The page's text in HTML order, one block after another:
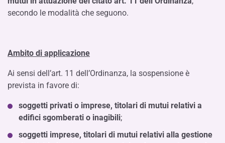
secondo le modalità che seguono.
Ambito di applicazione
Ai sensi dell’art. 11 dell’Ordinanza, la sospensione è
prevista in favore di:
soggetti privati o imprese, titolari di mutui relativi a
edifici sgomberati o inagibili;
soggetti imprese, titolari di mutui relativi alla gestione